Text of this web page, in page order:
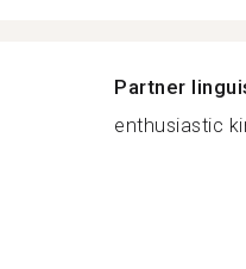
Partner
enthusiastic